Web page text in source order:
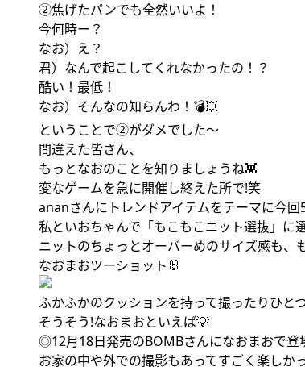
②焦げたパンでも全然いいよ！
今何時ー？
なお）え？
君）なんで起こしてくれなかったの！？
酷い！最低！
なお）そんなの知らんわ！💣💥
ということで②がダメでした〜
間違えた皆さん、
もっとなおのことを知りましょうね👾
変なゲームを急に開催し終えた所で!笑
ananさんにトレンドアイテムをテーマに今回
私といおちゃんで「もこもこニット選抜」に
ニットのちょっとオーバーめのサイズ感も、
なおまおツーショット🐰
ふかふかのクッションを持って撮ったりひと
そうそう!なおまおといえば💡
◎12月18日発売のBOMBさんになおまおで登